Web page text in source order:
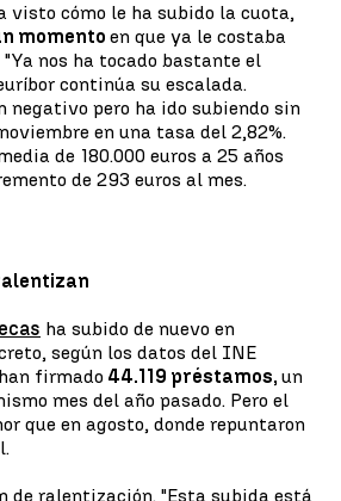
visto cómo le ha subido la cuota,
momento en que ya le costaba
nos ha tocado bastante el
continúa su escalada.
negativo pero ha ido subiendo sin
en una tasa del 2,82%.
de 180.000 euros a 25 años
de 293 euros al mes.
ha subido de nuevo en
según los datos del INE
firmado 44.119 préstamos, un
mes del año pasado. Pero el
que en agosto, donde repuntaron
de ralentización. "Esta subida está